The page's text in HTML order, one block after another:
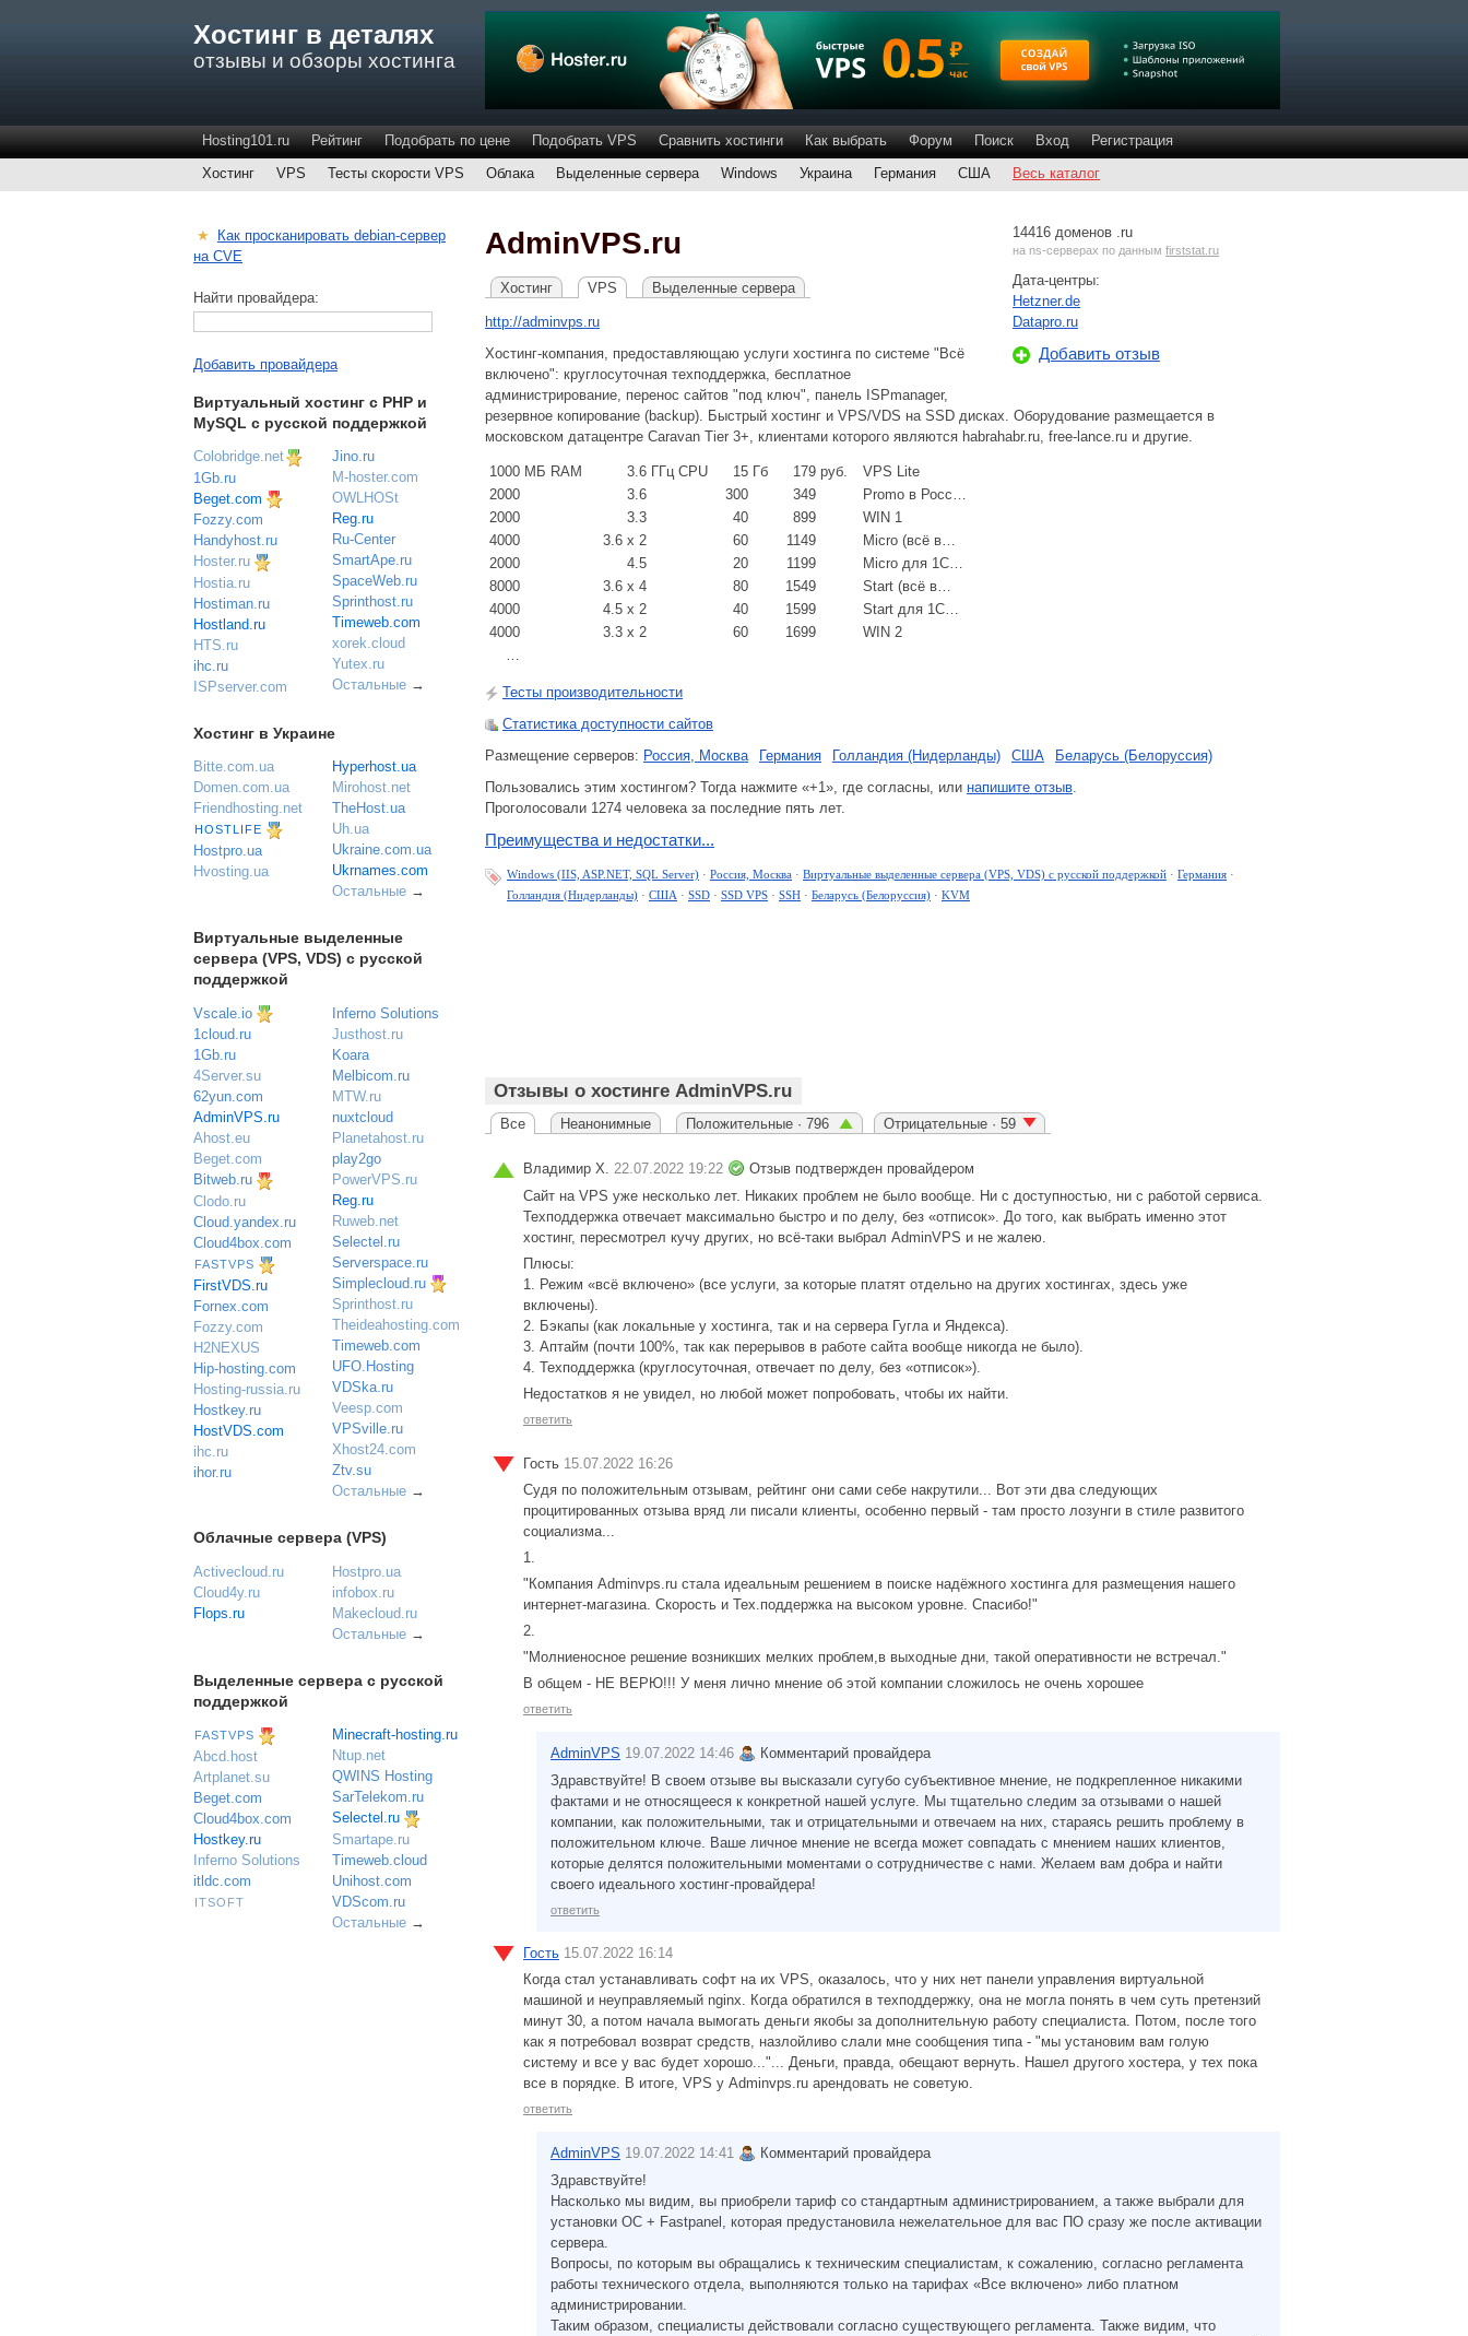
Хостинг в деталях
отзывы и обзоры хостинга
Hosting101.ru Рейтинг Подобрать по цене Подобрать VPS Сравнить хостинги Как выбрать Форум Поиск Вход
Регистрация
Хостинг
VPS Тесты скорости VPS Облака Выделенные сервера Windows Украина Германия США Весь каталог
14416 доменов .ru
на ns-серверах по данным firststat.ru
Дата-центры:
Hetzner.de
Datapro.ru
Добавить отзыв
AdminVPS.ru
Хостинг VPS Выделенные сервера
http://adminvps.ru
Хостинг-компания, предоставляющаю услуги хостинга по системе "Всё
включено": круглосуточная техподдержка, бесплатное
администрирование, перенос сайтов "под ключ", панель ISPmanager,
резервное копирование (backup). Быстрый хостинг и VPS/VDS на SSD дисках. Оборудование размещается в
московском датацентре Caravan Tier 3+, клиентами которого являются habrahabr.ru, free-lance.ru и другие.
1000 МБ RAM 3.6 ГГц CPU 15 Гб 179 руб.
VPS Lite
2000
3.6 300 349
Promo в Росс…
2000
3.3 40 899
WIN 1
4000
3.6 x 2 60 1149
Micro (всё в…
2000
4.5 20 1199
Micro для 1С…
8000
3.6 x 4 80 1549
Start (всё в…
4000
4.5 x 2 40 1599
Start для 1С…
4000
3.3 x 2 60 1699
WIN 2
…
Тесты производительности
Статистика доступности сайтов
Размещение серверов: Россия, Москва Германия Голландия (Нидерланды) США
Беларусь (Белоруссия)
Пользовались этим хостингом? Тогда нажмите «+1», где согласны, или напишите отзыв.
Проголосовали 1274 человека за последние пять лет.
Преимущества и недостатки...
Windows (IIS, ASP.NET, SQL Server) · Россия, Москва · Виртуальные выделенные сервера (VPS, VDS) с русской поддержкой · Германия ·
Голландия (Нидерланды) · США · SSD · SSD VPS · SSH · Беларусь (Белоруссия) · KVM
Отзывы о хостинге AdminVPS.ru
Все Неанонимные Положительные · 796 Отрицательные · 59
Владимир Х. 22.07.2022 19:22
Отзыв подтвержден провайдером
Сайт на VPS уже несколько лет. Никаких проблем не было вообще. Ни с доступностью, ни с работой сервиса.
Техподдержка отвечает максимально быстро и по делу, без «отписок». До того, как выбрать именно этот
хостинг, пересмотрел кучу других, но всё-таки выбрал AdminVPS и не жалею.
Плюсы:
1. Режим «всё включено» (все услуги, за которые платят отдельно на других хостингах, здесь уже
включены).
2. Бэкапы (как локальные у хостинга, так и на сервера Гугла и Яндекса).
3. Аптайм (почти 100%, так как перерывов в работе сайта вообще никогда не было).
4. Техподдержка (круглосуточная, отвечает по делу, без «отписок»).
Недостатков я не увидел, но любой может попробовать, чтобы их найти.
ответить
Гость 15.07.2022 16:26
Судя по положительным отзывам, рейтинг они сами себе накрутили... Вот эти два следующих
процитированных отзыва вряд ли писали клиенты, особенно первый - там просто лозунги в стиле развитого
социализма...
1.
"Компания Adminvps.ru стала идеальным решением в поиске надёжного хостинга для размещения нашего
интернет-магазина. Скорость и Тех.поддержка на высоком уровне. Спасибо!"
2.
"Молниеносное решение возникших мелких проблем,в выходные дни, такой оперативности не встречал."
В общем - НЕ ВЕРЮ!!! У меня лично мнение об этой компании сложилось не очень хорошее
ответить
AdminVPS 19.07.2022 14:46
Комментарий провайдера
Здравствуйте! В своем отзыве вы высказали сугубо субъективное мнение, не подкрепленное никакими
фактами и не относящееся к конкретной нашей услуге. Мы тщательно следим за отзывами о нашей
компании, как положительными, так и отрицательными и отвечаем на них, стараясь решить проблему в
положительном ключе. Ваше личное мнение не всегда может совпадать с мнением наших клиентов,
которые делятся положительными моментами о сотрудничестве с нами. Желаем вам добра и найти
своего идеального хостинг-провайдера!
ответить
Гость 15.07.2022 16:14
Когда стал устанавливать софт на их VPS, оказалось, что у них нет панели управления виртуальной
машиной и неуправляемый nginx. Когда обратился в техподдержку, она не могла понять в чем суть претензий
минут 30, а потом начала вымогать деньги якобы за дополнительную работу специалиста. Потом, после того
как я потребовал возврат средств, назлойливо слали мне сообщения типа - "мы установим вам голую
систему и все у вас будет хорошо..."... Деньги, правда, обещают вернуть. Нашел другого хостера, у тех пока
все в порядке. В итоге, VPS у Adminvps.ru арендовать не советую.
ответить
AdminVPS 19.07.2022 14:41
Комментарий провайдера
Здравствуйте!
Насколько мы видим, вы приобрели тариф со стандартным администрированием, а также выбрали для
установки ОС + Fastpanel, которая предустановила нежелательное для вас ПО сразу же после активации
сервера.
Вопросы, по которым вы обращались к техническим специалистам, к сожалению, согласно регламента
работы технического отдела, выполняются только на тарифах «Все включено» либо платном
администрировании.
Таким образом, специалисты действовали согласно существующего регламента. Также видим, что
★ Как просканировать debian-сервер
на CVE
Найти провайдера:
Добавить провайдера
Виртуальный хостинг c PHP и
MySQL с русской поддержкой
Colobridge.net
1Gb.ru
Beget.com
Fozzy.com
Handyhost.ru
Hoster.ru
Hostia.ru
Hostiman.ru
Hostland.ru
HTS.ru
ihc.ru
ISPserver.com
Jino.ru
M-hoster.com
OWLHOSt
Reg.ru
Ru-Center
SmartApe.ru
SpaceWeb.ru
Sprinthost.ru
Timeweb.com
xorek.cloud
Yutex.ru
Остальные →
Хостинг в Украине
Bitte.com.ua
Domen.com.ua
Friendhosting.net
HOSTLIFE
Hostpro.ua
Hvosting.ua
Hyperhost.ua
Mirohost.net
TheHost.ua
Uh.ua
Ukraine.com.ua
Ukrnames.com
Остальные →
Виртуальные выделенные
сервера (VPS, VDS) с русской
поддержкой
Vscale.io
1cloud.ru
1Gb.ru
4Server.su
62yun.com
AdminVPS.ru
Ahost.eu
Beget.com
Bitweb.ru
Clodo.ru
Cloud.yandex.ru
Cloud4box.com
FASTVPS
FirstVDS.ru
Fornex.com
Fozzy.com
H2NEXUS
Hip-hosting.com
Hosting-russia.ru
Hostkey.ru
HostVDS.com
ihc.ru
ihor.ru
Inferno Solutions
Justhost.ru
Koara
Melbicom.ru
MTW.ru
nuxtcloud
Planetahost.ru
play2go
PowerVPS.ru
Reg.ru
Ruweb.net
Selectel.ru
Serverspace.ru
Simplecloud.ru
Sprinthost.ru
Theideahosting.com
Timeweb.com
UFO.Hosting
VDSka.ru
Veesp.com
VPSville.ru
Xhost24.com
Ztv.su
Остальные →
Облачные сервера (VPS)
Activecloud.ru
Cloud4y.ru
Flops.ru
Hostpro.ua
infobox.ru
Makecloud.ru
Остальные →
Выделенные сервера с русской
поддержкой
FASTVPS
Abcd.host
Artplanet.su
Beget.com
Cloud4box.com
Hostkey.ru
Inferno Solutions
itldc.com
ITSOFT
Minecraft-hosting.ru
Ntup.net
QWINS Hosting
SarTelekom.ru
Selectel.ru
Smartape.ru
Timeweb.cloud
Unihost.com
VDScom.ru
Остальные →